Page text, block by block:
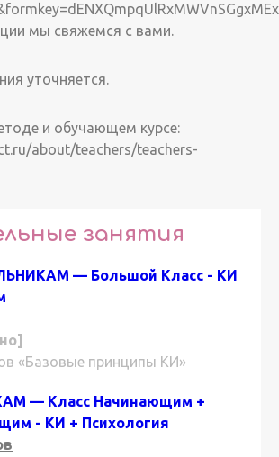
мы свяжемся с вами.
уточняется.
и обучающем курсе:
about/teachers/teachers-
занятия
— Большой Класс - КИ
«Базовые принципы КИ»
— Класс Начинающим +
- КИ + Психология